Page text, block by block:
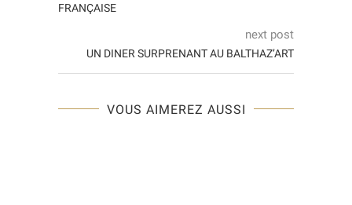
FRANÇAISE
next post
UN DINER SURPRENANT AU BALTHAZ’ART
VOUS AIMEREZ AUSSI